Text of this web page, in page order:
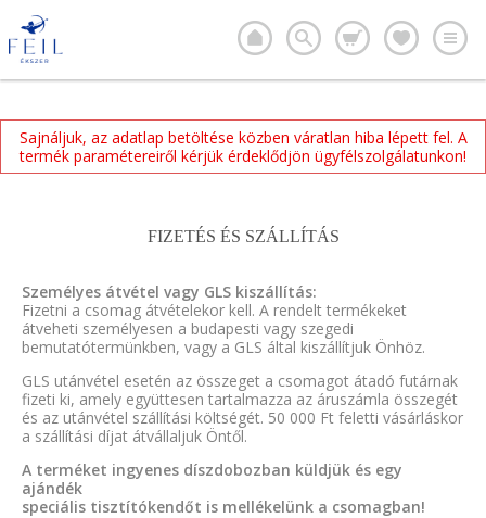
Sajnáljuk, az adatlap betöltése közben váratlan hiba lépett fel. A
termék paramétereiről kérjük érdeklődjön ügyfélszolgálatunkon!
FIZETÉS ÉS SZÁLLÍTÁS
Személyes átvétel vagy GLS kiszállítás:
Fizetni a csomag átvételekor kell. A rendelt termékeket
átveheti személyesen a budapesti vagy szegedi
bemutatótermünkben, vagy a GLS által kiszállítjuk Önhöz.
GLS utánvétel esetén az összeget a csomagot átadó futárnak
fizeti ki, amely együttesen tartalmazza az áruszámla összegét
és az utánvétel szállítási költségét. 50 000 Ft feletti vásárláskor
a szállítási díjat átvállaljuk Öntől.
A terméket ingyenes díszdobozban küldjük és egy
ajándék
speciális tisztítókendőt is mellékelünk a csomagban!